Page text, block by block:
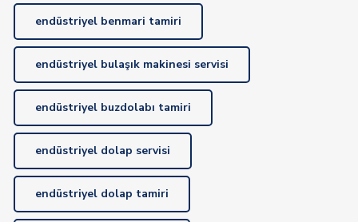
endüstriyel benmari tamiri
endüstriyel bulaşık makinesi servisi
endüstriyel buzdolabı tamiri
endüstriyel dolap servisi
endüstriyel dolap tamiri